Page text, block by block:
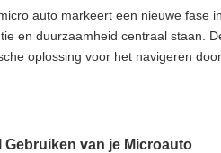
auto markeert een nieuwe fase
en duurzaamheid centraal staan.
oplossing voor het navigeren
van je Microauto